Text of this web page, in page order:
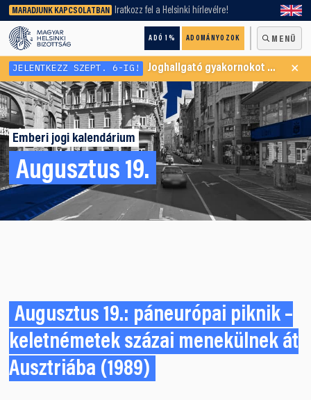
MARADJUNK KAPCSOLATBAN Iratkozz fel a Helsinki hírlevélre!
ADÓ 1% ADOMÁNYOZOK MENÜ
keresőnket!
JELENTKEZZ SZEPT. 6-IG! Joghallgató gyakornokot keresünk Menekültügyi Programunkba ×
Emberi jogi kalendárium
Augusztus 19.
Augusztus 19.: páneurópai piknik –
keletnémetek százai menekülnek át
Ausztriába (1989)